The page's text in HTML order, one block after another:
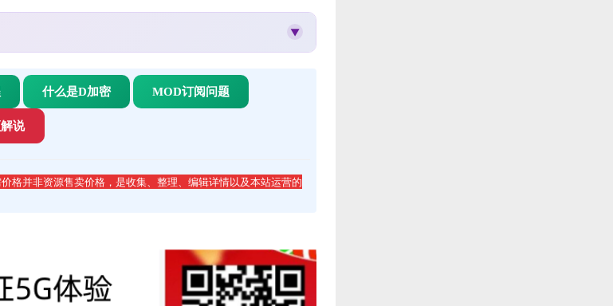
▼
什么是D加密 MOD订阅问题
说
价格并非资源售卖价格，是收集、整理、编辑详情以及本站运营的